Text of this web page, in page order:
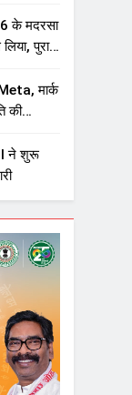
के मदरसा
पुराने
मार्क
की
ने शुरू